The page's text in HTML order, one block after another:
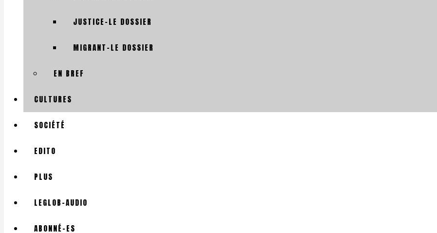
JUSTICE-LE DOSSIER
MIGRANT-LE DOSSIER
EN BREF
CULTURES
SOCIÉTÉ
EDITO
PLUS
LEGLOB-AUDIO
ABONNÉ-ES